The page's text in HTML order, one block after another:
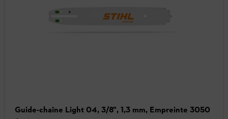
Guide-chaîne Light 04, 3/8", 1,3 mm, Empreinte 3050